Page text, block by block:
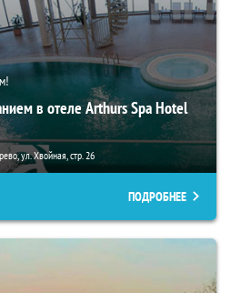
в отеле Arthurs Spa Hotel
ул. Хвойная, стр. 26
ПОДРОБНЕЕ